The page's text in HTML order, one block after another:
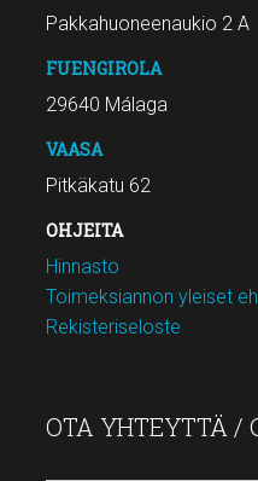
Pakkahuoneenaukio 2 A
FUENGIROLA
29640 Málaga
VAASA
Pitkäkatu 62
OHJEITA
Hinnasto
Toimeksiannon yleiset
Rekisteriseloste
OTA YHTEYTTÄ /